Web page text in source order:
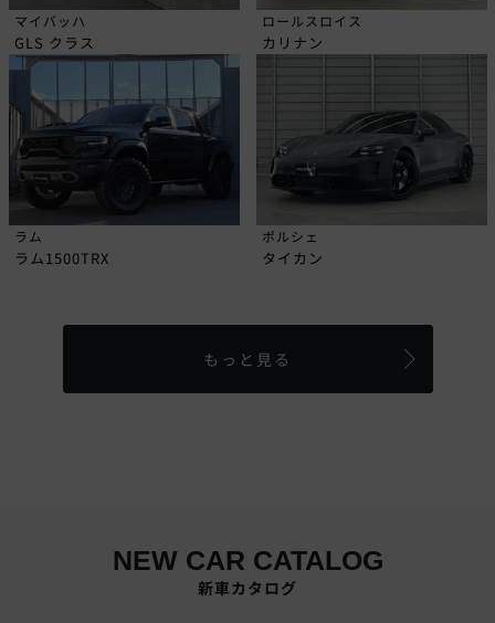
マイバッハ
GLS クラス
ロールスロイス
カリナン
ラム
ラム1500TRX
ポルシェ
タイカン
もっと見る
NEW CAR CATALOG
新車カタログ